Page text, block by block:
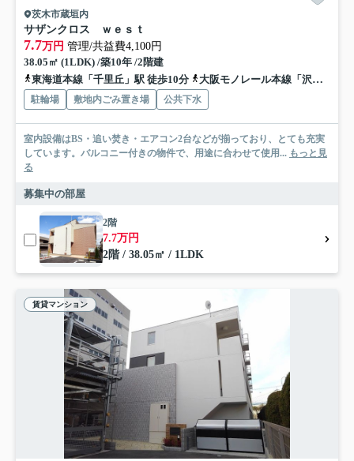
茨木市蔵垣内
サザンクロス ｗｅｓｔ
7.7万円 管理/共益費4,100円
38.05㎡ (1LDK) /築10年 /2階建
東海道本線「千里丘」駅 徒歩10分
大阪モノレール本線「沢良宜」駅 徒歩16分
駐輪場 敷地内ごみ置き場 公共下水
室内設備はBS・追い焚き・エアコン2台などが揃っており、とても充実
しています。バルコニー付きの物件で、用途に合わせて使用... もっと見
る
募集中の部屋
2階
7.7万円
2階 / 38.05㎡ / 1LDK
賃貸マンション